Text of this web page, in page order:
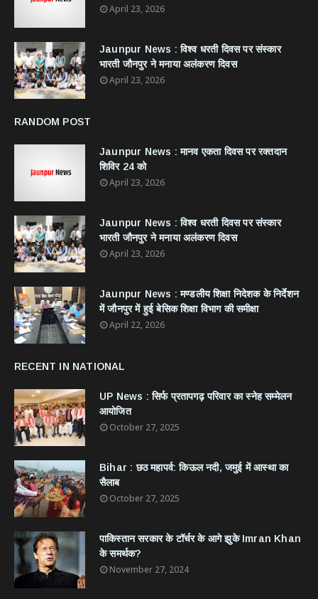
April 23, 2026
Jaunpur News : विश्व धरती दिवस पर संस्कार
भारती जौनपुर ने मनाया अलंकरण दिवस
April 23, 2026
RANDOM POST
Jaunpur News : ​मानव एकता दिवस पर रक्तदान
शिविर 24 को
April 23, 2026
Jaunpur News : विश्व धरती दिवस पर संस्कार
भारती जौनपुर ने मनाया अलंकरण दिवस
April 23, 2026
Jaunpur News : ​मण्डलीय शिक्षा निदेशक के निर्देशन
में जौनपुर में हुई बेसिक शिक्षा विभाग की समीक्षा
April 22, 2026
RECENT IN NATIONAL
UP News : सिर्फ प्रतापगढ़ परिवार का स्नेह सम्मेलन
आयोजित
October 27, 2025
Bihar : छठ महापर्व: किऊल नदी, जमुई में आस्था का
सैलाब
October 27, 2025
​पाकिस्तान सरकार के टॉर्चर के आगे झुके Imran Khan
के समर्थक?
November 27, 2024